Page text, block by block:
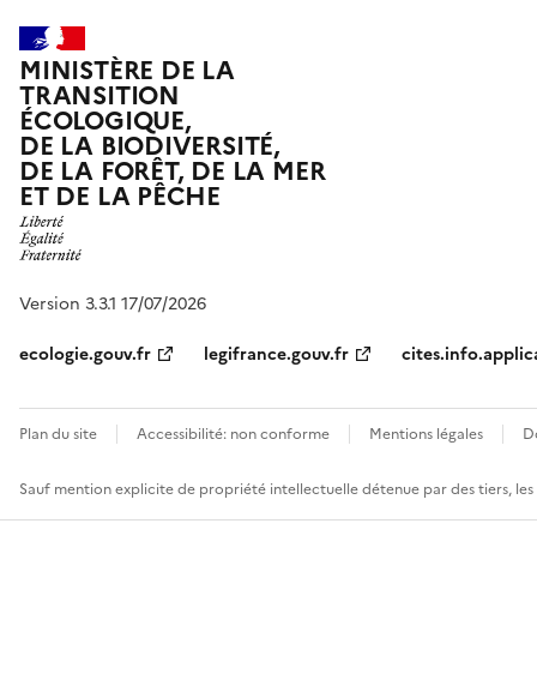
MINISTÈRE DE LA
TRANSITION
ÉCOLOGIQUE,
DE LA BIODIVERSITÉ,
DE LA FORÊT, DE LA MER
ET DE LA PÊCHE
Version 3.3.1 17/07/2026
ecologie.gouv.fr
legifrance.gouv.fr
Plan du site Accessibilité: non conforme Mentions légales
Sauf mention explicite de propriété intellectuelle détenue par des tiers,